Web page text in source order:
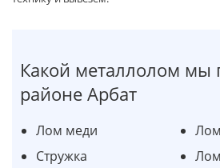
Какой металлолом
районе Арбат
Лом меди
Стружка